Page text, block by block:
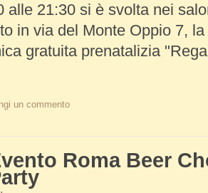
alle 21:30 si è svolta nei
in via del Monte Oppio 7,
gratuita prenatalizia
dono artigiano a Palazzo Brancaccio
un commento
Roma Beer